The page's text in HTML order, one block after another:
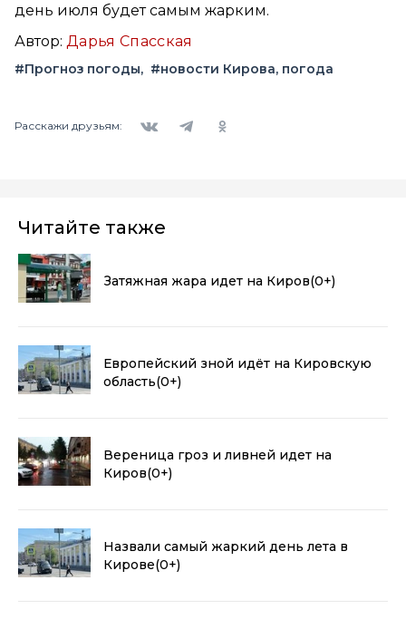
день июля будет самым жарким.
Автор: Дарья Спасская
#Прогноз погоды #новости Кирова, погода
Расскажи друзьям:
Читайте также
Затяжная жара идет на Киров(0+)
Европейский зной идёт на Кировскую
область(0+)
Вереница гроз и ливней идет на
Киров(0+)
Назвали самый жаркий день лета в
Кирове(0+)